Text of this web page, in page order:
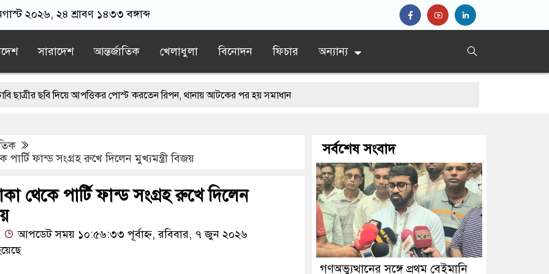
২০২৬, ২৪ শ্রাবণ ১৪৩৩ বঙ্গাব্দ
সারাদেশ আন্তর্জাতিক খেলাধুলা বিনোদন ফিচার অন্যান্য
ছবি দিয়ে আপত্তিকর পোস্ট করতেন রিপন, থানায় আটকের পর হয় সমাধান
জামায়াত আমিরের আবেগঘন বার্তা
সাঁকো উদ্বোধন করলেন বিএনপি নেতা
পার্টি ফান্ড সংগ্রহ রুখে দিলেন মুখ্যমন্ত্রী বিজয়
থেকে পার্টি ফান্ড সংগ্রহ রুখে দিলেন
আপডেট সময় ১০:৫৬:৩৩ পূর্বাহ্ন, রবিবার, ৭ জুন ২০২৬
সর্বশেষ সংবাদ
গণঅভ্যুত্থানের সঙ্গে প্রথম বেইমানি